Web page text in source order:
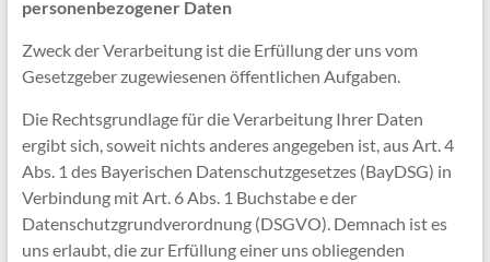
personenbezogener Daten
Zweck der Verarbeitung ist die Erfüllung der uns vom
Gesetzgeber zugewiesenen öffentlichen Aufgaben.
Die Rechtsgrundlage für die Verarbeitung Ihrer Daten
ergibt sich, soweit nichts anderes angegeben ist, aus Art. 4
Abs. 1 des Bayerischen Datenschutzgesetzes (BayDSG) in
Verbindung mit Art. 6 Abs. 1 Buchstabe e der
Datenschutzgrundverordnung (DSGVO). Demnach ist es
uns erlaubt, die zur Erfüllung einer uns obliegenden